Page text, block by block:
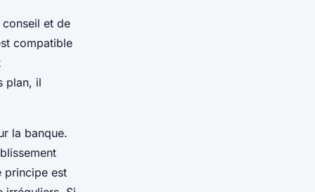
conseil et de
compatible
plan, il
la banque.
principe est